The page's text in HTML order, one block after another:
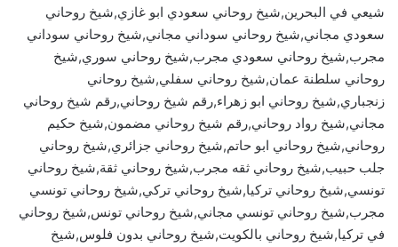
شيعي في البحرين,شيخ روحاني سعودي ابو غازي,شيخ روحاني
سعودي مجاني,شيخ روحاني سوداني مجاني,شيخ روحاني سوداني
مجرب,شيخ روحاني سعودي مجرب,شيخ روحاني سوري,شيخ
روحاني سلطنة عمان,شيخ روحاني سفلي,شيخ روحاني
زنجباري,شيخ روحاني ابو زهراء,رقم شيخ روحاني,رقم شيخ روحاني
مجاني,شيخ رواد روحاني,رقم شيخ روحاني مضمون,شيخ حكيم
روحاني,شيخ روحاني ابو حاتم,شيخ روحاني جزائري,شيخ روحاني
جلب حبيب,شيخ روحاني ثقه مجرب,شيخ روحاني ثقة,شيخ روحاني
تونسي,شيخ روحاني تركيا,شيخ روحاني تركي,شيخ روحاني تونسي
مجرب,شيخ روحاني تونسي مجاني,شيخ روحاني تونس,شيخ روحاني
في تركيا,شيخ روحاني بالكويت,شيخ روحاني بدون فلوس,شيخ